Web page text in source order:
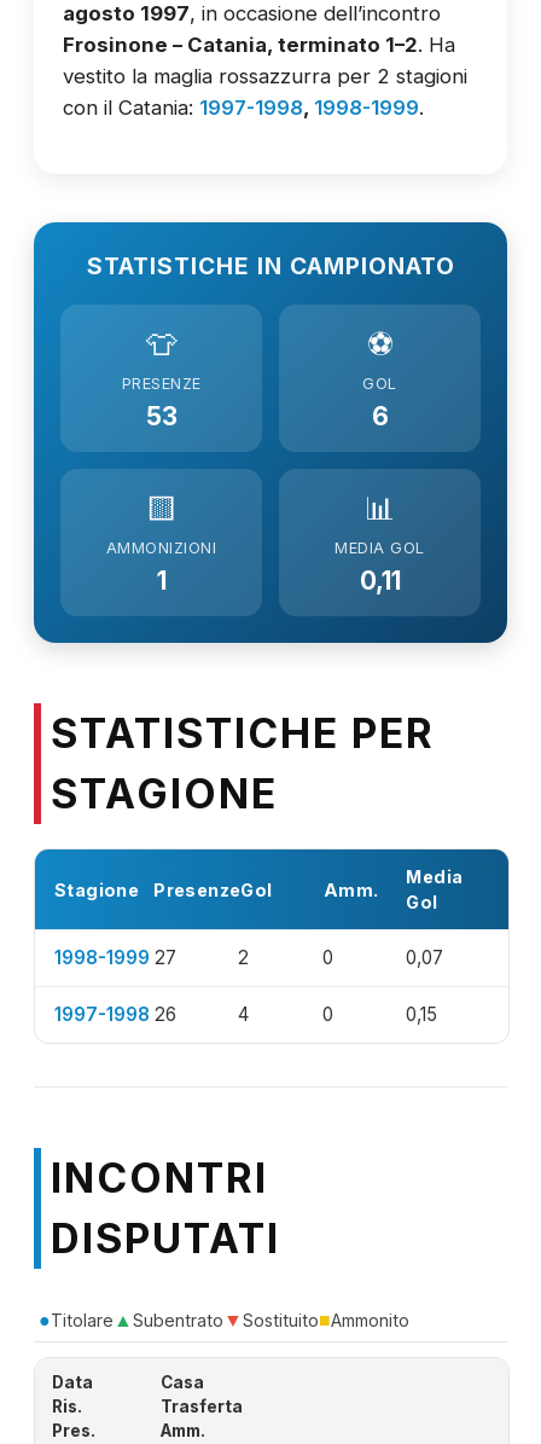
agosto 1997, in occasione dell’incontro
Frosinone – Catania, terminato 1–2. Ha
vestito la maglia rossazzurra per 2 stagioni
con il Catania: 1997-1998, 1998-1999.
STATISTICHE IN CAMPIONATO
👕
PRESENZE
53
⚽
GOL
6
🟨
AMMONIZIONI
1
📊
MEDIA GOL
0,11
STATISTICHE PER
STAGIONE
Stagione PresenzeGol Amm.
Media
Gol
1998-1999 27 2 0 0,07
1997-1998 26 4 0 0,15
INCONTRI
DISPUTATI
●Titolare ▲Subentrato ▼Sostituito■Ammonito
Data
Casa
Ris.
Trasferta
Pres.
Amm.